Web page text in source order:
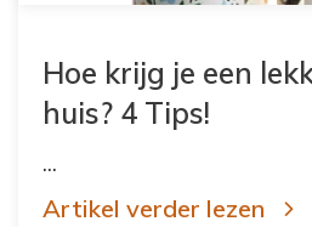
Hoe krijg je een
huis? 4 Tips!
...
Artikel verder lezen